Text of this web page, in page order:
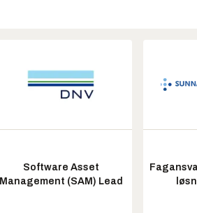
Software Asset
Management (SAM) Lead